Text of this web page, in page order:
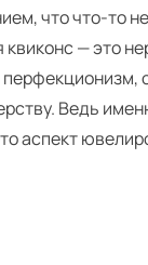
что что-то
— это
Ведь
аспект